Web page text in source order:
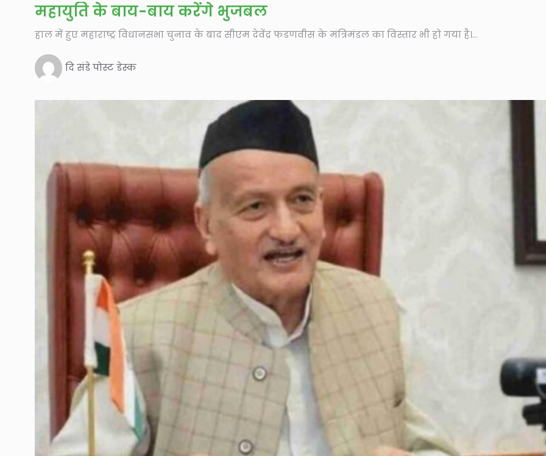
महायुति के बाय-बाय करेंगे भुजबल
हाल में हुए महाराष्ट्र विधानसभा चुनाव के बाद सीएम देवेंद्र फडणवीस के मंत्रिमंडल का विस्तार भी हो गया है।...
दि संडे पोस्ट डेस्क